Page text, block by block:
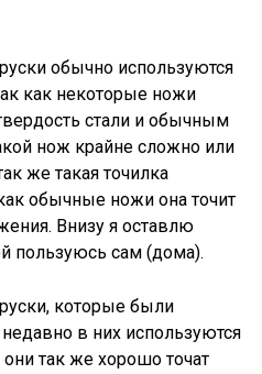
обычно используются
как некоторые ножи
стали и обычным
нож крайне сложно или
же такая точилка
обычные ножи она точит
Внизу я оставлю
пользуюсь сам (дома).
которые были
в них используются
так же хорошо точат